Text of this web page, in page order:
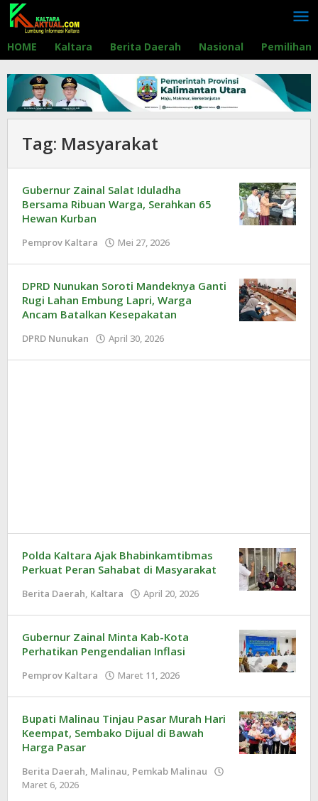
Lewati
konten
HOME Kaltara Berita Daerah Nasional Pemilihan
Tag: Masyarakat
Gubernur Zainal Salat Iduladha
Bersama Ribuan Warga, Serahkan 65
Hewan Kurban
Pemprov Kaltara Mei 27, 2026
DPRD Nunukan Soroti Mandeknya Ganti
Rugi Lahan Embung Lapri, Warga
Ancam Batalkan Kesepakatan
DPRD Nunukan April 30, 2026
Polda Kaltara Ajak Bhabinkamtibmas
Perkuat Peran Sahabat di Masyarakat
Berita Daerah, Kaltara April 20, 2026
Gubernur Zainal Minta Kab-Kota
Perhatikan Pengendalian Inflasi
Pemprov Kaltara Maret 11, 2026
Bupati Malinau Tinjau Pasar Murah Hari
Keempat, Sembako Dijual di Bawah
Harga Pasar
Berita Daerah, Malinau, Pemkab Malinau
Maret 6, 2026